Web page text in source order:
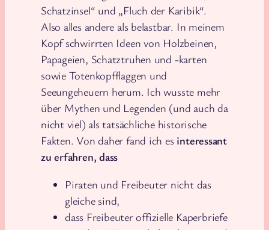
Schatzinsel“ und „Fluch der Karibik“.
Also alles andere als belastbar. In meinem
Kopf schwirrten Ideen von Holzbeinen,
Papageien, Schatztruhen und -karten
sowie Totenkopfflaggen und
Seeungeheuern herum. Ich wusste mehr
über Mythen und Legenden (und auch da
nicht viel) als tatsächliche historische
Fakten. Von daher fand ich es interessant
zu erfahren, dass
Piraten und Freibeuter nicht das
gleiche sind,
dass Freibeuter offizielle Kaperbriefe